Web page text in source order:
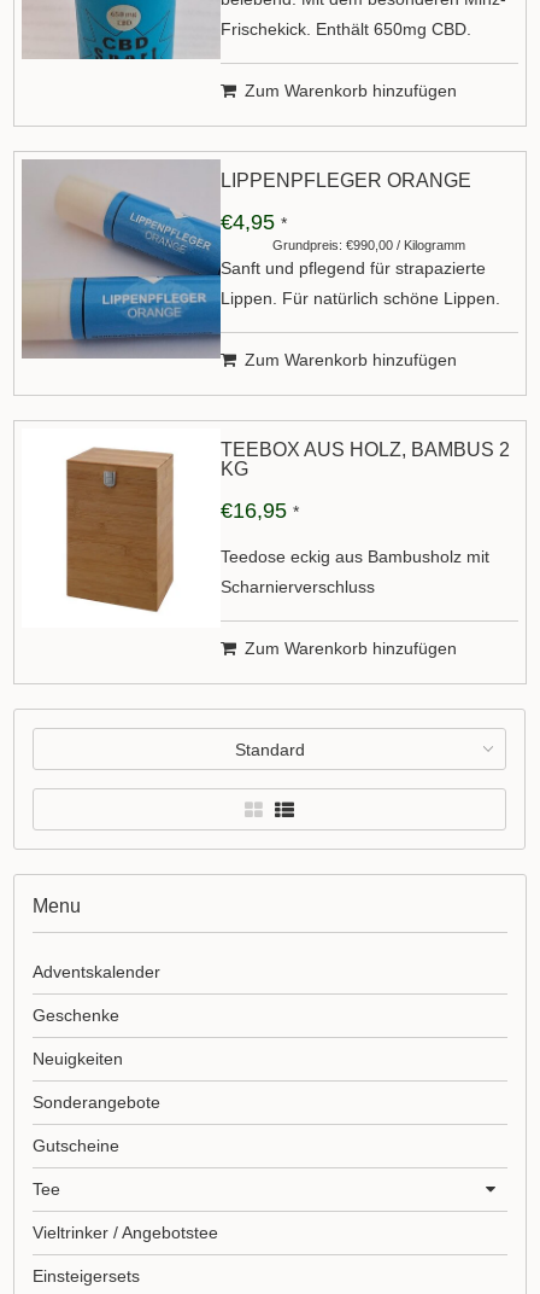
Frischekick. Enthält 650mg CBD.
Zum Warenkorb hinzufügen
LIPPENPFLEGER ORANGE
€4,95 *
Grundpreis: €990,00 / Kilogramm
Sanft und pflegend für strapazierte
Lippen. Für natürlich schöne Lippen.
Zum Warenkorb hinzufügen
TEEBOX AUS HOLZ, BAMBUS 2
KG
€16,95 *
Teedose eckig aus Bambusholz mit
Scharnierverschluss
Zum Warenkorb hinzufügen
Standard
Menu
Adventskalender
Geschenke
Neuigkeiten
Sonderangebote
Gutscheine
Tee
Vieltrinker / Angebotstee
Einsteigersets